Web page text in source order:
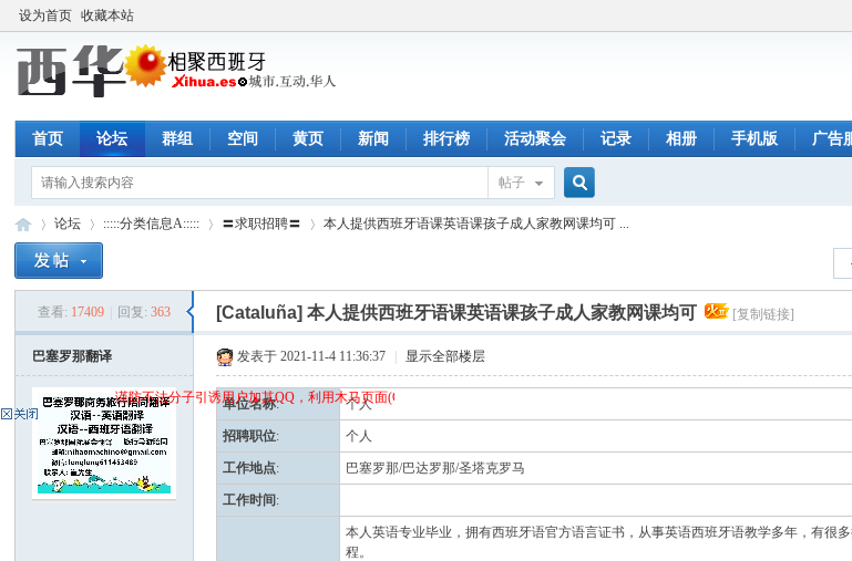
设为首页 收藏本站
首页 论坛 群组 空间 黄页 新闻 排行榜 活动聚会 记录 相册 手机版 广告
帖子
搜
索
»
论坛
›
:::::分类信息A::::: 〓求职招聘〓
›
本人提供西班牙语课英语课孩子成人家教网课均可 ...
查看: 17409 回复: 363 [Cataluña]本人提供西班牙语课英语课孩子成人家教网课均可 [复制链接]
巴塞罗那翻译 发表于 2021-11-4 11:36:37 显示全部楼层
单位名称: 个人
招聘职位: 个人
工作地点: 巴塞罗那/巴达罗那/圣塔克罗马
工作时间 :
本人英语专业毕业，拥有西班牙语官方语言证书，从事英语西班牙语教学多年，有
程。
谨防不法分子引诱用户加其QQ，利用木马页面(QQ空间)骗取qq密码